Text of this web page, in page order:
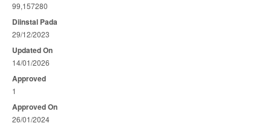
99,157280
Diinstal Pada
29/12/2023
Updated On
14/01/2026
Approved
1
Approved On
26/01/2024